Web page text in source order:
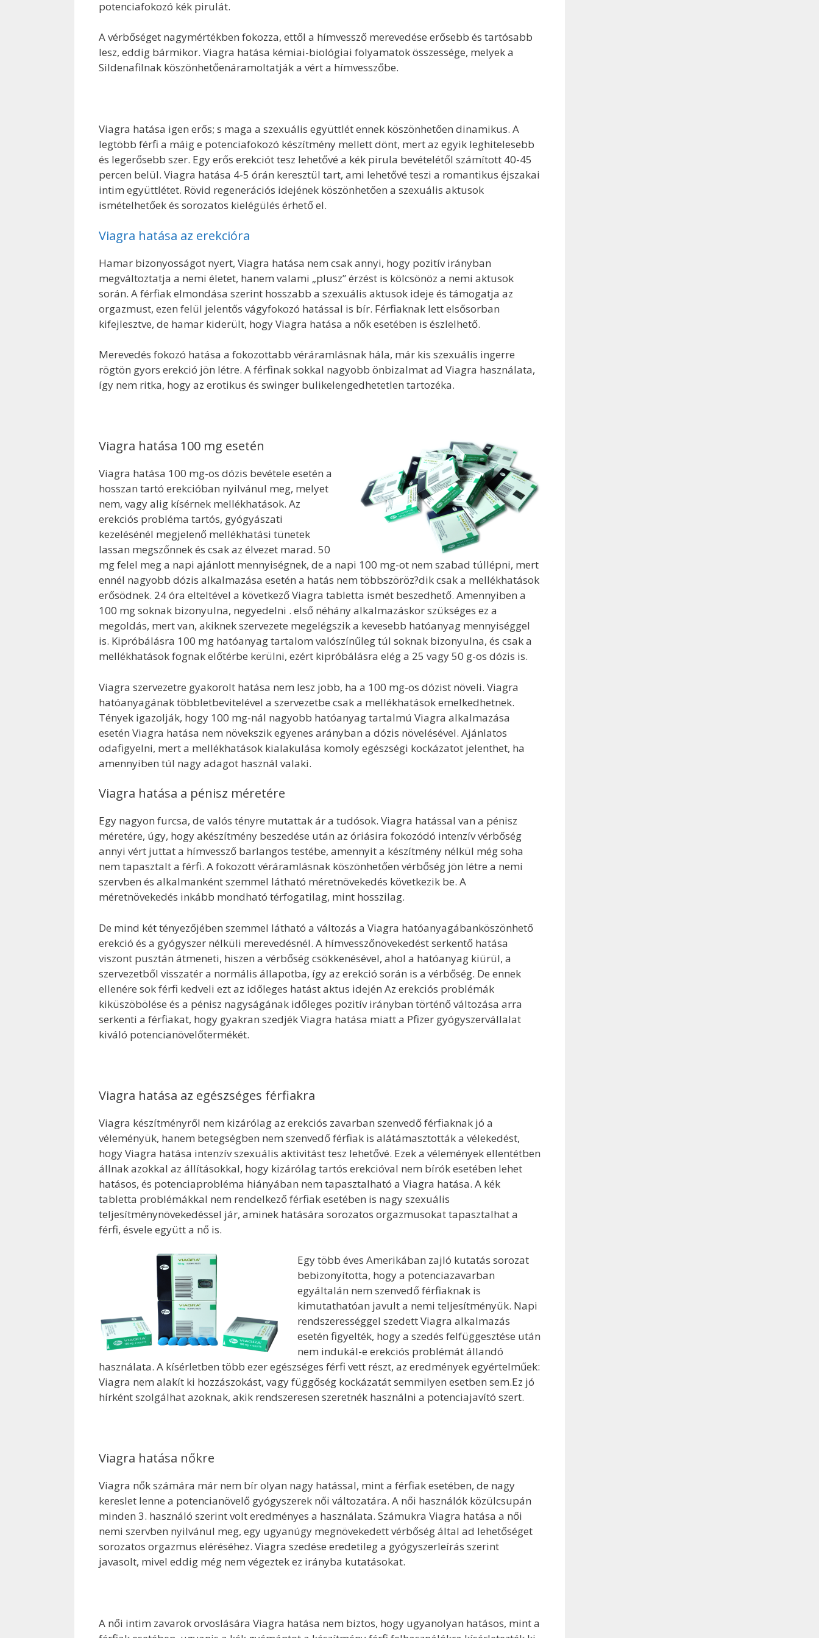
potenciafokozó kék pirulát.
A vérbőséget nagymértékben fokozza, ettől a hímvessző merevedése erősebb és tartósabb
lesz, eddig bármikor. Viagra hatása kémiai-biológiai folyamatok összessége, melyek a
Sildenafilnak köszönhetőenáramoltatják a vért a hímvesszőbe.
Viagra hatása igen erős; s maga a szexuális együttlét ennek köszönhetően dinamikus. A
legtöbb férfi a máig e potenciafokozó készítmény mellett dönt, mert az egyik leghitelesebb
és legerősebb szer. Egy erős erekciót tesz lehetővé a kék pirula bevételétől számított 40-45
percen belül. Viagra hatása 4-5 órán keresztül tart, ami lehetővé teszi a romantikus éjszakai
intim együttlétet. Rövid regenerációs idejének köszönhetően a szexuális aktusok
ismételhetőek és sorozatos kielégülés érhető el.
Viagra hatása az erekcióra
Hamar bizonyosságot nyert, Viagra hatása nem csak annyi, hogy pozitív irányban
megváltoztatja a nemi életet, hanem valami „plusz” érzést is kölcsönöz a nemi aktusok
során. A férfiak elmondása szerint hosszabb a szexuális aktusok ideje és támogatja az
orgazmust, ezen felül jelentős vágyfokozó hatással is bír. Férfiaknak lett elsősorban
kifejlesztve, de hamar kiderült, hogy Viagra hatása a nők esetében is észlelhető.
Merevedés fokozó hatása a fokozottabb véráramlásnak hála, már kis szexuális ingerre
rögtön gyors erekció jön létre. A férfinak sokkal nagyobb önbizalmat ad Viagra használata,
így nem ritka, hogy az erotikus és swinger bulikelengedhetetlen tartozéka.
Viagra hatása 100 mg esetén
Viagra hatása 100 mg-os dózis bevétele esetén a
hosszan tartó erekcióban nyilvánul meg, melyet
nem, vagy alig kísérnek mellékhatások. Az
erekciós probléma tartós, gyógyászati
kezelésénél megjelenő mellékhatási tünetek
lassan megszőnnek és csak az élvezet marad. 50
mg felel meg a napi ajánlott mennyiségnek, de a napi 100 mg-ot nem szabad túllépni, mert
ennél nagyobb dózis alkalmazása esetén a hatás nem többszöröz?dik csak a mellékhatások
erősödnek. 24 óra elteltével a következő Viagra tabletta ismét beszedhető. Amennyiben a
100 mg soknak bizonyulna, negyedelni . első néhány alkalmazáskor szükséges ez a
megoldás, mert van, akiknek szervezete megelégszik a kevesebb hatóanyag mennyiséggel
is. Kipróbálásra 100 mg hatóanyag tartalom valószínűleg túl soknak bizonyulna, és csak a
mellékhatások fognak előtérbe kerülni, ezért kipróbálásra elég a 25 vagy 50 g-os dózis is.
Viagra szervezetre gyakorolt hatása nem lesz jobb, ha a 100 mg-os dózist növeli. Viagra
hatóanyagának többletbevitelével a szervezetbe csak a mellékhatások emelkedhetnek.
Tények igazolják, hogy 100 mg-nál nagyobb hatóanyag tartalmú Viagra alkalmazása
esetén Viagra hatása nem növekszik egyenes arányban a dózis növelésével. Ajánlatos
odafigyelni, mert a mellékhatások kialakulása komoly egészségi kockázatot jelenthet, ha
amennyiben túl nagy adagot használ valaki.
Viagra hatása a pénisz méretére
Egy nagyon furcsa, de valós tényre mutattak ár a tudósok. Viagra hatással van a pénisz
méretére, úgy, hogy akészítmény beszedése után az óriásira fokozódó intenzív vérbőség
annyi vért juttat a hímvessző barlangos testébe, amennyit a készítmény nélkül még soha
nem tapasztalt a férfi. A fokozott véráramlásnak köszönhetően vérbőség jön létre a nemi
szervben és alkalmanként szemmel látható méretnövekedés következik be. A
méretnövekedés inkább mondható térfogatilag, mint hosszilag.
De mind két tényezőjében szemmel látható a változás a Viagra hatóanyagábanköszönhető
erekció és a gyógyszer nélküli merevedésnél. A hímvesszőnövekedést serkentő hatása
viszont pusztán átmeneti, hiszen a vérbőség csökkenésével, ahol a hatóanyag kiürül, a
szervezetből visszatér a normális állapotba, így az erekció során is a vérbőség. De ennek
ellenére sok férfi kedveli ezt az időleges hatást aktus idején Az erekciós problémák
kiküszöbölése és a pénisz nagyságának időleges pozitív irányban történő változása arra
serkenti a férfiakat, hogy gyakran szedjék Viagra hatása miatt a Pfizer gyógyszervállalat
kiváló potencianövelőtermékét.
Viagra hatása az egészséges férfiakra
Viagra készítményről nem kizárólag az erekciós zavarban szenvedő férfiaknak jó a
véleményük, hanem betegségben nem szenvedő férfiak is alátámasztották a vélekedést,
hogy Viagra hatása intenzív szexuális aktivitást tesz lehetővé. Ezek a vélemények ellentétben
állnak azokkal az állításokkal, hogy kizárólag tartós erekcióval nem bírók esetében lehet
hatásos, és potenciaprobléma hiányában nem tapasztalható a Viagra hatása. A kék
tabletta problémákkal nem rendelkező férfiak esetében is nagy szexuális
teljesítménynövekedéssel jár, aminek hatására sorozatos orgazmusokat tapasztalhat a
férfi, ésvele együtt a nő is.
Egy több éves Amerikában zajló kutatás sorozat
bebizonyította, hogy a potenciazavarban
egyáltalán nem szenvedő férfiaknak is
kimutathatóan javult a nemi teljesítményük. Napi
rendszerességgel szedett Viagra alkalmazás
esetén figyelték, hogy a szedés felfüggesztése után
nem indukál-e erekciós problémát állandó
használata. A kísérletben több ezer egészséges férfi vett részt, az eredmények egyértelműek:
Viagra nem alakít ki hozzászokást, vagy függőség kockázatát semmilyen esetben sem.Ez jó
hírként szolgálhat azoknak, akik rendszeresen szeretnék használni a potenciajavító szert.
Viagra hatása nőkre
Viagra nők számára már nem bír olyan nagy hatással, mint a férfiak esetében, de nagy
kereslet lenne a potencianövelő gyógyszerek női változatára. A női használók közülcsupán
minden 3. használó szerint volt eredményes a használata. Számukra Viagra hatása a női
nemi szervben nyilvánul meg, egy ugyanúgy megnövekedett vérbőség által ad lehetőséget
sorozatos orgazmus eléréséhez. Viagra szedése eredetileg a gyógyszerleírás szerint
javasolt, mivel eddig még nem végeztek ez irányba kutatásokat.
A női intim zavarok orvoslására Viagra hatása nem biztos, hogy ugyanolyan hatásos, mint a